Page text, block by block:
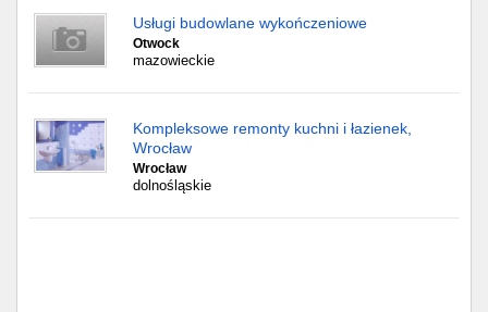
Usługi budowlane wykończeniowe
Otwock
mazowieckie
Kompleksowe remonty kuchni i łazienek,
Wrocław
Wrocław
dolnośląskie
Toruń
Sosnowiec